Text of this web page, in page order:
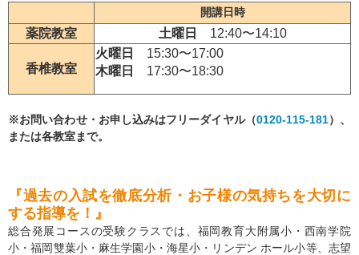
開講日時
薬院教室 土曜日 12:40〜14:10
香椎教室
火曜日 15:30〜17:00
木曜日
17:30〜18:30
※お問い合わせ・お申し込みはフリーダイヤル（0120-115-181）、
または各教室まで。
『過去の入試を徹底分析・お子様の気持ちを大切に
する指導を！』
総合発展コースの受験クラスでは、福岡教育大附属小・西南学院
小・福岡雙葉小・麻生学園小・海星小・リンデン ホール小等、志望